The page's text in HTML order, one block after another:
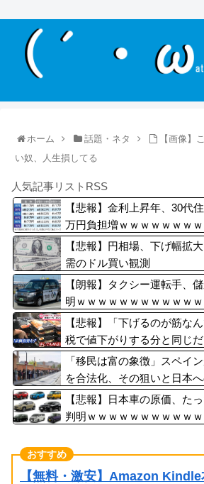
ホーム 話題・ネタ
【画像】
い奴、人生損してる
人気記事リストRSS
【悲報】金利上昇年、30代
万円負担増ｗｗｗｗｗｗｗ
【悲報】円相場、下げ幅
需のドル買い観測
【朗報】タクシー運転手、
明ｗｗｗｗｗｗｗｗｗｗｗ
ｗｗｗｗ
【悲報】「下げるのが筋な
税で値下がりする分と同じ
店頭価格を変えない店も…
「移民は富の象徴」スペイ
を合法化、その狙いと日本
【悲報】日本車の原価、た
判明ｗｗｗｗｗｗｗｗｗｗｗ
【無料・激安】Amazon